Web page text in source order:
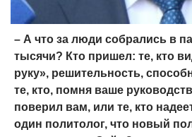
– А что за люди собрались в
тысячи? Кто пришел: те, кто
руку», решительность,
те, кто, помня ваше
поверил вам, или те, кто
один политолог, что новый